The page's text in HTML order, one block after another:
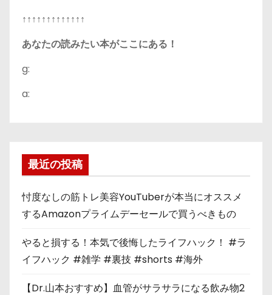
↑↑↑↑↑↑↑↑↑↑↑↑↑
あなたの読みたい本がここにある！
g:
a:
最近の投稿
忖度なしの筋トレ美容YouTuberが本当にオススメ
するAmazonプライムデーセールで買うべきもの
やると損する！本気で後悔したライフハック！ #ラ
イフハック #雑学 #裏技 #shorts #海外
【Dr.山本おすすめ】血管がサラサラになる飲み物2